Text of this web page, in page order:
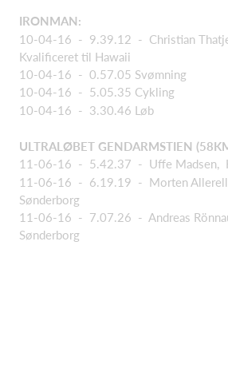
IRONMAN:
10-04-16 - 9.39.12 - Christian
Kvalificeret til Hawaii
10-04-16 - 0.57.05 Svømning
10-04-16 - 5.05.35 Cykling
10-04-16 - 3.30.46 Løb
ULTRALØBET GENDARMSTIEN
11-06-16 - 5.42.37 - Uffe Madsen,
11-06-16 - 6.19.19 - Morten
Sønderborg
11-06-16 - 7.07.26 - Andreas
Sønderborg